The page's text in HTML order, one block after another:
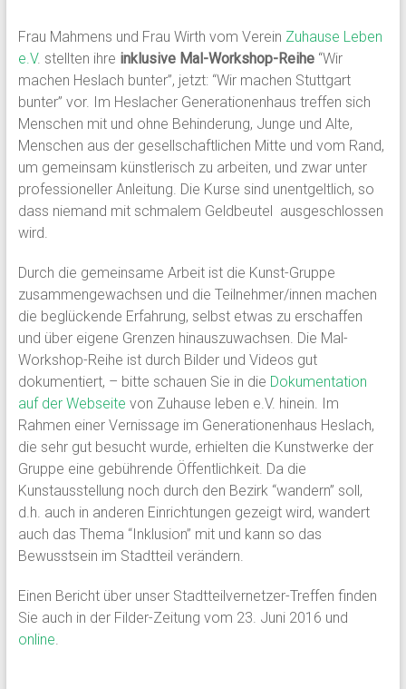
Frau Mahmens und Frau Wirth vom Verein Zuhause Leben
e.V. stellten ihre inklusive Mal-Workshop-Reihe“Wir
machen Heslach bunter”, jetzt: “Wir machen Stuttgart
bunter” vor. Im Heslacher Generationenhaus treffen sich
Menschen mit und ohne Behinderung, Junge und Alte,
Menschen aus der gesellschaftlichen Mitte und vom Rand,
um gemeinsam künstlerisch zu arbeiten, und zwar unter
professioneller Anleitung. Die Kurse sind unentgeltlich, so
dass niemand mit schmalem Geldbeutel ausgeschlossen
wird.
Durch die gemeinsame Arbeit ist die Kunst-Gruppe
zusammengewachsen und die Teilnehmer/innen machen
die beglückende Erfahrung, selbst etwas zu erschaffen
und über eigene Grenzen hinauszuwachsen. Die Mal-
Workshop-Reihe ist durch Bilder und Videos gut
dokumentiert, – bitte schauen Sie in die Dokumentation
auf der Webseite von Zuhause leben e.V. hinein. Im
Rahmen einer Vernissage im Generationenhaus Heslach,
die sehr gut besucht wurde, erhielten die Kunstwerke der
Gruppe eine gebührende Öffentlichkeit. Da die
Kunstausstellung noch durch den Bezirk “wandern” soll,
d.h. auch in anderen Einrichtungen gezeigt wird, wandert
auch das Thema “Inklusion” mit und kann so das
Bewusstsein im Stadtteil verändern.
Einen Bericht über unser Stadtteilvernetzer-Treffen finden
Sie auch in der Filder-Zeitung vom 23. Juni 2016 und
online.